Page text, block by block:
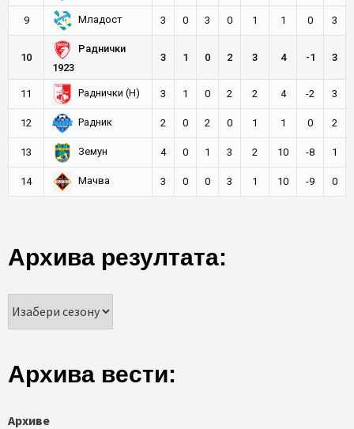
9 Младост 3 0 3 0 1 1 0 3
10
Раднички
1923
3 1 0 2 3 4 -1 3
11 Раднички (Н) 3 1 0 2 2 4 -2 3
12 Радник 2 0 2 0 1 1 0 2
13 Земун 4 0 1 3 2 10 -8 1
14 Мачва 3 0 0 3 1 10 -9 0
Архива резултата:
Архива вести:
Архиве